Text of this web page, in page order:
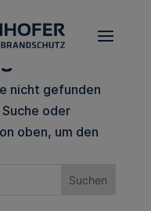
nicht gefunden
oder
oben, um den